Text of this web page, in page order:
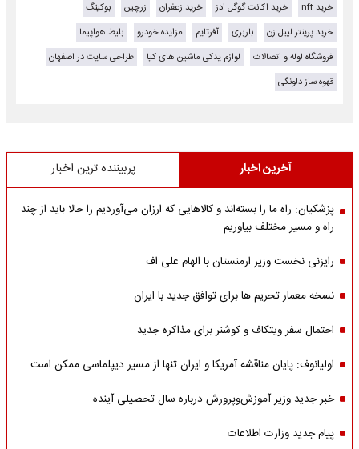
خرید nft
خرید اکانت گوگل ادز خرید زعفران زرچین
بوکینگ
خرید پرینتر لیبل زن
باربری آفرتایم مزایده خودرو
بلیط هواپیما
فروشگاه لوله و اتصالات
لوازم یدکی ماشین های کیا
طراحی سایت در اصفهان
قهوه ساز دلونگی
آخرین اخبار پربیننده ترین اخبار
پزشکیان: راه ما را بسته‌اند و کالاهایی که ارزان می‌آوردیم را حالا باید از چند
راه و مسیر مختلف بیاوریم
رایزنی نخست وزیر ارمنستان با الهام علی اف
نسخه معمار تحریم ها برای توافق جدید با ایران
احتمال سفر ویتکاف و کوشنر برای مذاکره جدید
اولیانوف: پایان مناقشه آمریکا و ایران تنها از مسیر دیپلماسی ممکن است
خبر جدید وزیر آموزش‌وپرورش درباره سال تحصیلی آینده
پیام جدید وزارت اطلاعات